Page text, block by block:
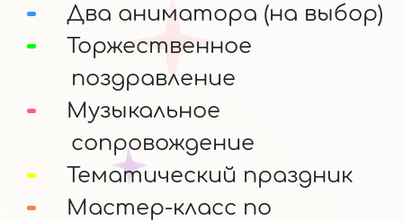
Два аниматора (на выбор)
Торжественное
поздравление
Музыкальное
сопровождение
Тематический праздник
Мастер-класс по